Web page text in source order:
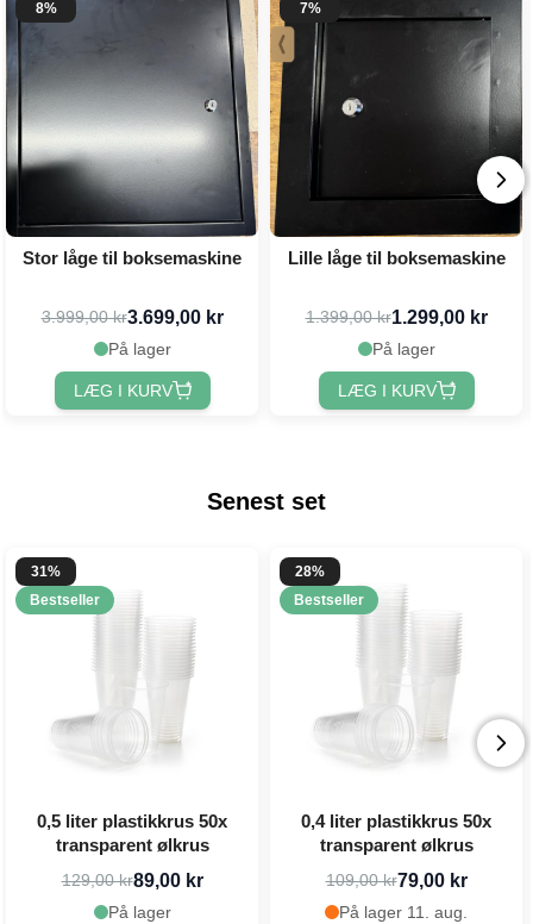
8%
Stor låge til boksemaskine
3.999,00 kr3.699,00 kr
På lager
LÆG I KURV
7%
Lille låge til boksemaskine
1.399,00 kr1.299,00 kr
På lager
LÆG I KURV
Senest set
31%
Bestseller
0,5 liter plastikkrus 50x
transparent ølkrus
129,00 kr89,00 kr
På lager
28%
Bestseller
0,4 liter plastikkrus 50x
transparent ølkrus
109,00 kr79,00 kr
På lager 11. aug.